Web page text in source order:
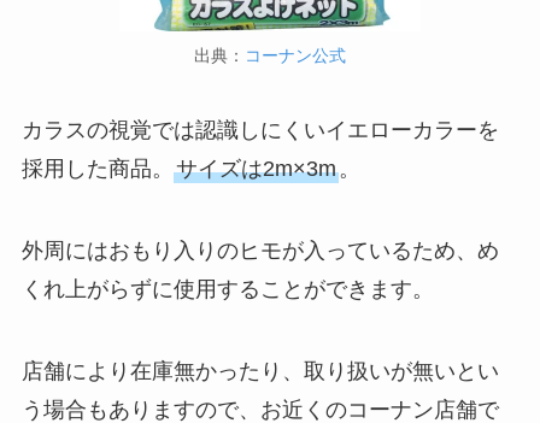
出典： コーナン公式
カラスの視覚では認識しにくいイエローカラーを
採用した商品。 サイズは2m×3m。
外周にはおもり入りのヒモが入っているため、め
くれ上がらずに使用することができます。
店舗により在庫無かったり、取り扱いが無いとい
う場合もありますので、お近くのコーナン店舗で